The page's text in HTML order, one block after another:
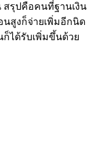
รุปคือคนที่ฐานเงิน
นสูงก็จ่ายเพิ่มอีกนิด
ได้รับเพิ่มขึ้นด้วย